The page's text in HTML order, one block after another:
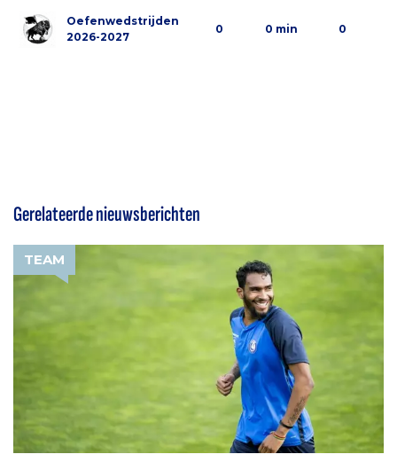
Oefenwedstrijden
2026-2027
0 0 min 0
Gerelateerde nieuwsberichten
TEAM